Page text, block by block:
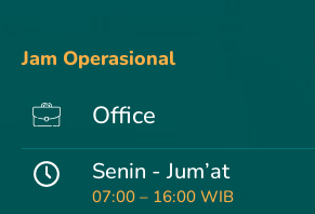
Jam Operasional
Office
Senin - Jum’at
07:00 – 16:00 WIB